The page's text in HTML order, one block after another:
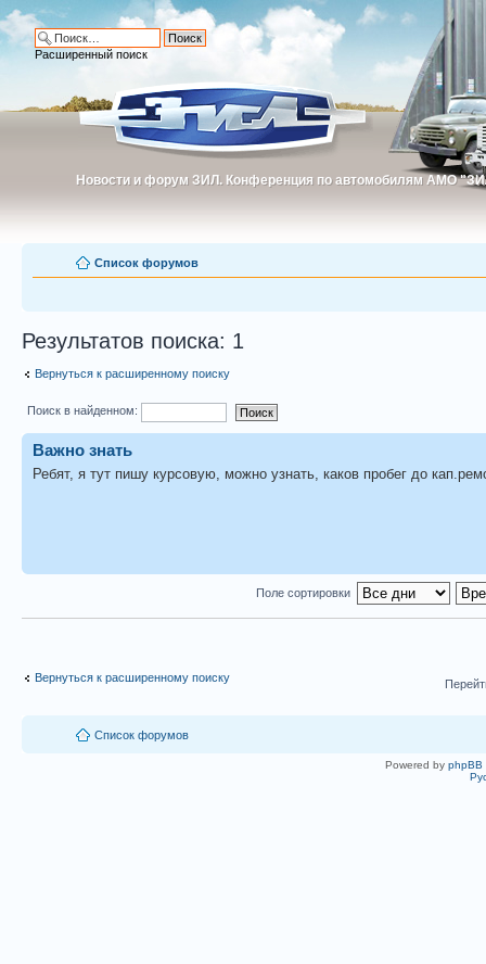
Новости и форум ЗИЛ. Конференция по автомобилям АМО
Новости и форум ЗИЛ. Конференция по автомобилям АМО
Расширенный поиск
Список форумов
Результатов поиска: 1
Вернуться к расширенному поиску
Поиск в найденном:
Важно знать
Ребят, я тут пишу курсовую, можно узнать, каков пробег до
Поле сортировки
Вернуться к расширенному поиску
Список форумов
Powered by phpBB